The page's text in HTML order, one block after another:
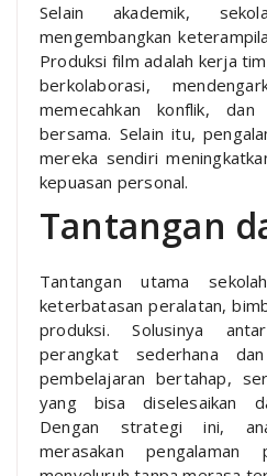
Selain akademik,
mengembangkan
Produksi film adalah kerja
berkolaborasi,
memecahkan konflik, dan
bersama. Selain itu,
mereka sendiri
kepuasan personal.
Tantangan
Tantangan utama
keterbatasan peralatan,
produksi. Solusinya
perangkat sederhana
pembelajaran bertahap,
yang bisa diselesaikan
Dengan strategi ini,
merasakan